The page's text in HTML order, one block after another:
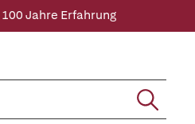
Jahre Erfahrung